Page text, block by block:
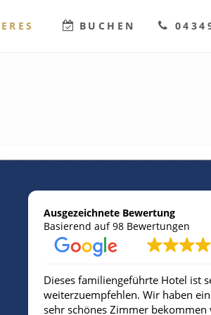
BUCHEN
Ausgezeichnete Bewertung
Basierend auf 98 Bewertungen
Dieses familiengeführte Hotel ist
weiterzuempfehlen. Wir haben ein
sehr schönes Zimmer bekommen